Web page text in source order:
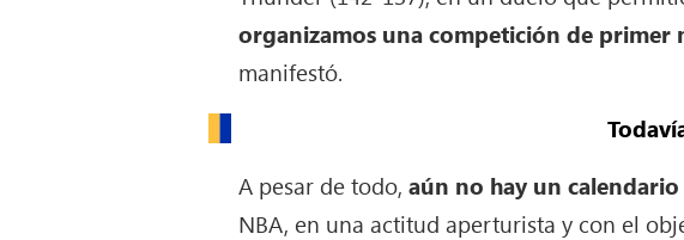
organizamos una competición de
manifestó.
A pesar de todo,aún no hay un
NBA, en una actitud aperturista y con el